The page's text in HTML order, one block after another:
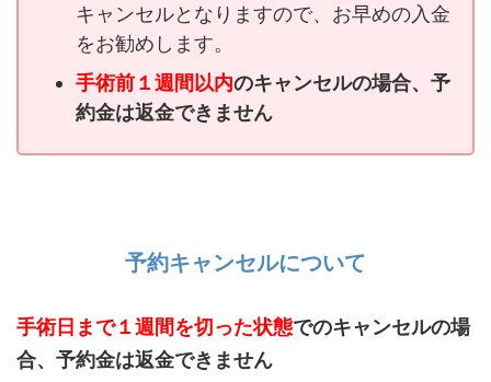
キャンセルとなりますので、お早めの入金
をお勧めします。
手術前１週間以内のキャンセルの場合、予
約金は返金できません
予約キャンセルについて
手術日まで１週間を切った状態でのキャンセルの場
合、予約金は返金できません